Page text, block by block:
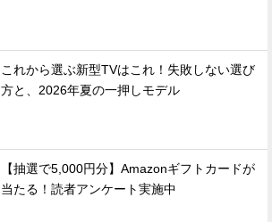
これから選ぶ新型TVはこれ！失敗しない選び
方と、2026年夏の一押しモデル
【抽選で5,000円分】Amazonギフトカードが
当たる！読者アンケート実施中